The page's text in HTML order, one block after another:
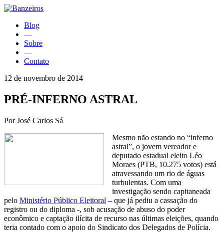
Blog
—
Sobre
—
Contato
12 de novembro de 2014
PRÉ-INFERNO ASTRAL
Por José Carlos Sá
Mesmo não estando no “inferno
astral”, o jovem vereador e
deputado estadual eleito Léo
Moraes (PTB, 10.275 votos) está
atravessando um rio de águas
turbulentas. Com uma
investigação sendo capitaneada
pelo Ministério Público Eleitoral – que já pediu a cassação do
registro ou do diploma -, sob acusação de abuso do poder
econômico e captação ilícita de recurso nas últimas eleições, quando
teria contado com o apoio do Sindicato dos Delegados de Polícia.